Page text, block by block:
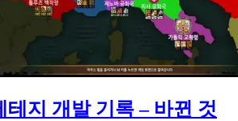
테지 개발 기록 – 바뀐 것